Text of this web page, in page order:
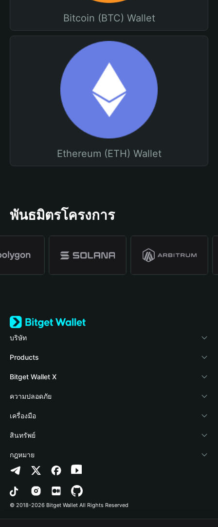
Bitcoin (BTC) Wallet
Ethereum (ETH) Wallet
พันธมิตรโครงการ
บริษัท
เกี่ยวกับ Bitget Wallet
Blog
Academy
ข่าวสารด้านคริปโต
ศูนย์ช่วยเหลือ
ติดต่อเรา
ทรัพยากรข้อมูลของแบรนด์
อาชีพ
Products
Crypto Card
Stablecoin Earn
Payfi Crypto
Crypto Swap API
Altcoin Season Index
Prediction Markets
DApp
Bitget Wallet X
นักพัฒนา
เชื่อมต่อ Wallet
Bitget Wallet Pay
ลิสต์โปรเจกต์
ความปลอดภัย
Protection Fund
เทคโนโลยีความปลอดภัย
เครื่องมือ
ซื้อคริปโต
การตรวจจับการอนุญาต
การตรวจจับสัญญา
การโอนเป็นชุด
สินทรัพย์
Arbitrum
Avalanche
Bitcoin
กฎหมาย
นโยบายความเป็นส่วนตัว
ข้อตกลงในการใช้บริการ
© 2018-2026 Bitget Wallet All Rights Reserved